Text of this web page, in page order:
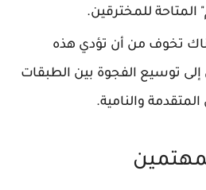
للمخترقين.
تخوف من أن تؤدي هذه
إلى توسيع الفجوة بين الطبقات
والنامية.